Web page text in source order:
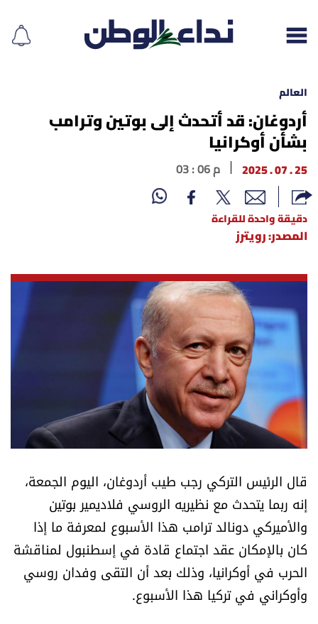
إقرأ الجريدة
لبنان
الغلاف
أسرار
متفرقات
نداء القرّاء
خاص الموقع
كتّابنا
تحت المجهر
آراء
اقتصاد
العالم
أردوغان: قد أتحدث إلى بوتين وترامب
بشأن أوكرانيا
25 . 07 . 2025 03 : 06 م
دقيقة واحدة للقراءة
المصدر: رويترز
قال الرئيس التركي رجب طيب أردوغان، اليوم الجمعة،
إنه ربما يتحدث مع نظيريه الروسي فلاديمير بوتين
والأميركي دونالد ترامب هذا الأسبوع لمعرفة ما إذا
كان بالإمكان عقد اجتماع قادة في إسطنبول لمناقشة
الحرب في أوكرانيا، وذلك بعد أن التقى وفدان روسي
وأوكراني في تركيا هذا الأسبوع.